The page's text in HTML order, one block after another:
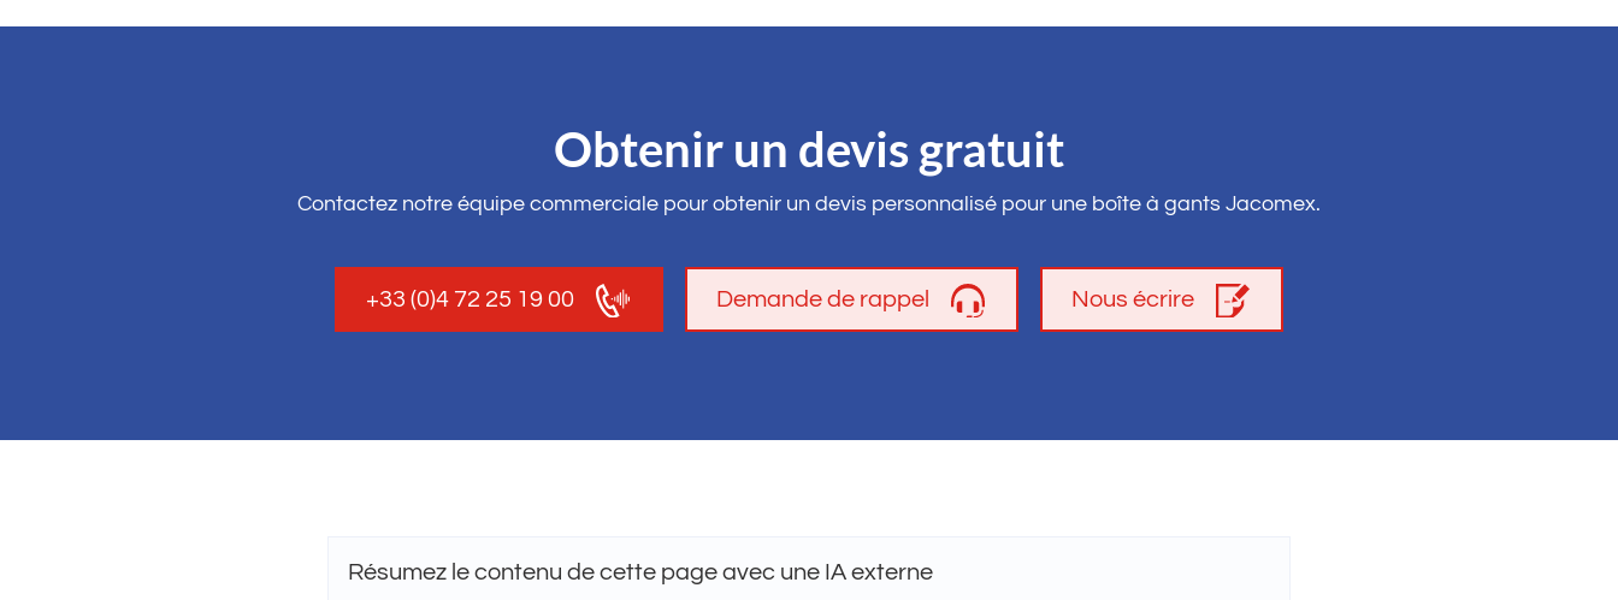
Obtenir un devis gratuit
Contactez notre équipe commerciale pour obtenir un devis personnalisé pour une boîte à gants Jacomex.
+33 (0)4 72 25 19 00 Demande de rappel Nous écrire
Résumez le contenu de cette page avec une IA externe